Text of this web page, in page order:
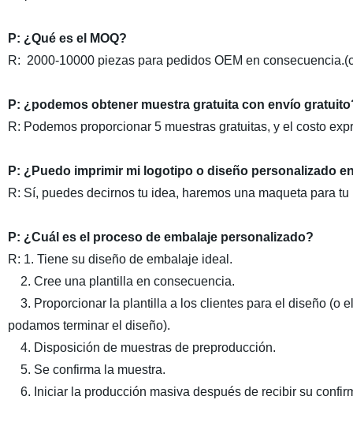
P: ¿Qué es el MOQ?
R: 2000-10000 piezas para pedidos OEM en
P: ¿podemos obtener muestra gratuita con envío
R: Podemos proporcionar 5 muestras gratuitas, y el costo
P: ¿Puedo imprimir mi logotipo o diseño personalizado
R: Sí, puedes decirnos tu idea, haremos una maqueta para tu
P: ¿Cuál es el proceso de embalaje personalizado?
R: 1. Tiene su diseño de embalaje ideal.
2. Cree una plantilla en consecuencia.
3. Proporcionar la plantilla a los clientes para el diseño (o
podamos terminar el diseño).
4. Disposición de muestras de preproducción.
5. Se confirma la muestra.
6. Iniciar la producción masiva después de recibir su